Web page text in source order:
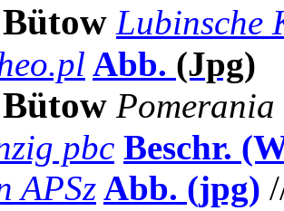
Bütow Lubinsche
Abb. (Jpg)
Bütow
pbc Beschr.
APSzAbb. (jpg)